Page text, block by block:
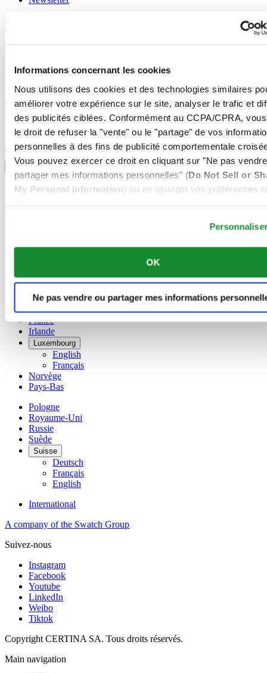
Informations concernant les cookies
Nous utilisons des cookies et des technologies similaires
améliorer votre expérience sur le site, analyser le trafic et
des publicités ciblées. Conformément au CCPA/CPRA,
le droit de refuser la "vente" ou le "partage" de vos
personnelles à des fins de publicité comportementale
Vous pouvez exercer ce droit en cliquant sur "Ne pas
partager mes informations personnelles" (Do Not Sell or
My Personal Information) ou en ajustant vos préférences
OK
Ne pas vendre ou partager mes informations
Mentions légales
Informations concernant les cookies
Rejoignez le club CERTINA
S'inscrire pour recevoir des informations exclusives
S'inscrire
Sélectionner un pays/une région
Sélecteur de langue
Allemagne
Danemark
Finlande
France
Irlande
Luxembourg
English
Français
Norvège
Pays-Bas
Pologne
Royaume-Uni
Russie
Suède
Suisse
Deutsch
Français
English
International
A company of the Swatch Group
Suivez-nous
Instagram
Facebook
Youtube
LinkedIn
Weibo
Tiktok
Copyright CERTINA SA. Tous droits réservés.
Main navigation